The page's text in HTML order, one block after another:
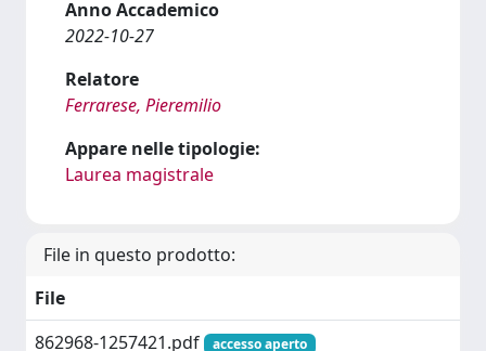
Anno Accademico
2022-10-27
Relatore
Ferrarese, Pieremilio
Appare nelle tipologie:
Laurea magistrale
File in questo prodotto:
File
862968-1257421.pdf
accesso aperto